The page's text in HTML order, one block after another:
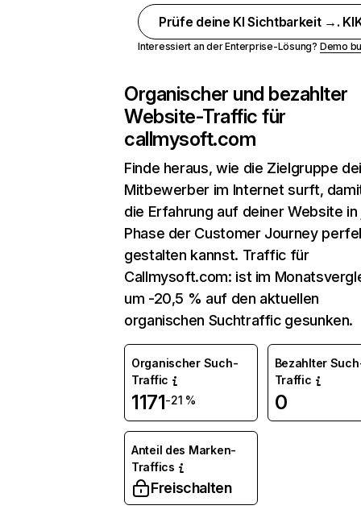
Prüfe deine KI Sichtbarkeit →.
Interessiert an der Enterprise-Lösung? Demo
Organischer und bezahlter
Website-Traffic für
callmysoft.com
Finde heraus, wie die Zielgruppe
Mitbewerber im Internet surft,
die Erfahrung auf deiner Website
Phase der Customer Journey
gestalten kannst. Traffic für
Callmysoft.com: ist im
um -20,5 % auf den aktuellen
organischen Suchtraffic gesunken.
Organischer Such-
Traffic
1171-21 %
Bezahlter
Traffic
0
Anteil des Marken-
Traffics
Freischalten